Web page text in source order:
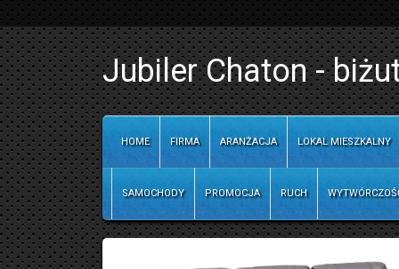
Jubiler Chaton -
HOME FIRMA ARANŻACJA LOKAL MIESZKALNY
SAMOCHODY PROMOCJA RUCH